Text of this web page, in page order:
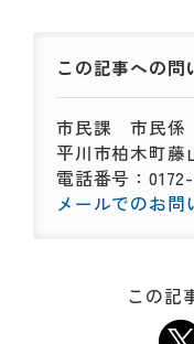
この記事への問
市民課 市民係
平川市柏木町藤
電話番号：
メールでのお問
この記